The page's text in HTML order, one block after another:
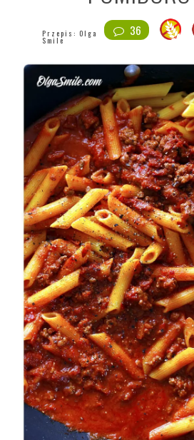
36
Przepis:Olga
Smile